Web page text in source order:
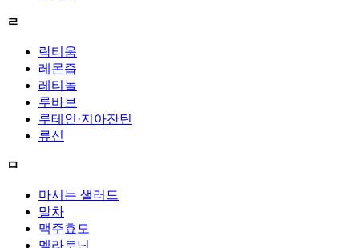
ㄹ
락티움
레몬즙
레티놀
루바브
루테인·지아잔틴
류신
ㅁ
마시는 샐러드
말차
맥주효모
멜라토닌